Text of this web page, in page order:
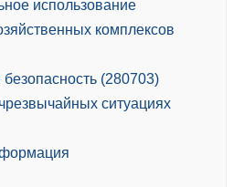
использование
комплексов
(280703)
ситуациях